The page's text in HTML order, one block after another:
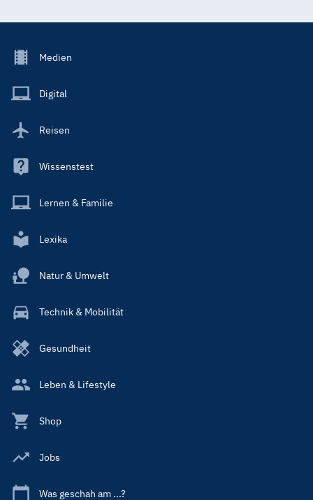
Footer
Main
Medien
Digital
Reisen
Wissenstest
Lernen & Familie
Lexika
Natur & Umwelt
Technik & Mobilität
Gesundheit
Leben & Lifestyle
Shop
Jobs
Was geschah am ...?